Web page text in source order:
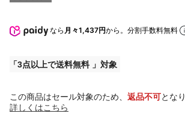
なら 月々1,437円から。分割手数料無料
3点以上で送料無料
この商品はセール対象のため、 返品不可とな
詳しくはこちら